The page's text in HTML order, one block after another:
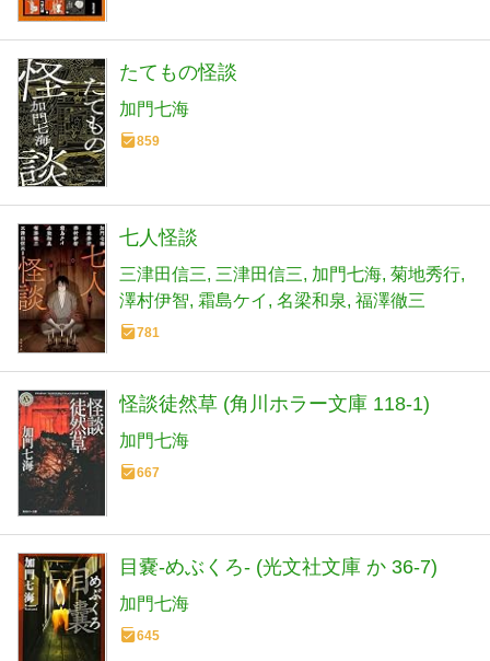
たてもの怪談
加門七海
859
七人怪談
三津田信三 三津田信三 加門七海 菊地秀行
澤村伊智 霜島ケイ 名梁和泉 福澤徹三
781
怪談徒然草 (角川ホラー文庫 118-1)
加門七海
667
目嚢-めぶくろ- (光文社文庫 か 36-7)
加門七海
645